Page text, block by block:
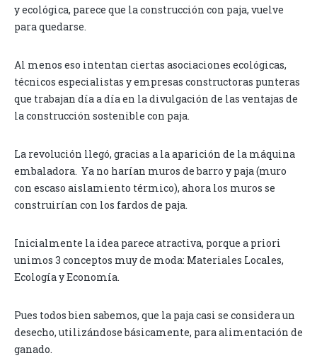
y ecológica, parece que la construcción con paja, vuelve
para quedarse.
Al menos eso intentan ciertas asociaciones ecológicas,
técnicos especialistas y empresas constructoras punteras
que trabajan día a día en la divulgación de las ventajas de
la construcción sostenible con paja.
La revolución llegó, gracias a la aparición de la máquina
embaladora. Ya no harían muros de barro y paja (muro
con escaso aislamiento térmico), ahora los muros se
construirían con los fardos de paja.
Inicialmente la idea parece atractiva, porque a priori
unimos 3 conceptos muy de moda: Materiales Locales,
Ecología y Economía.
Pues todos bien sabemos, que la paja casi se considera un
desecho, utilizándose básicamente, para alimentación de
ganado.